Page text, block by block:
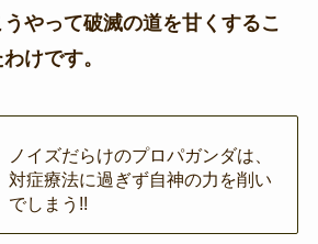
やって破滅の道を甘くするこ
けです。
ノイズだらけのプロパガンダは、
対症療法に過ぎず自神の力を削い
でしまう!!